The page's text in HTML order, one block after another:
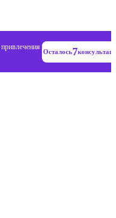
привлечения
Осталось7